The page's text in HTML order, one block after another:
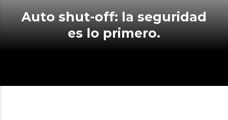
Auto shut-off: la seguridad
es lo primero.